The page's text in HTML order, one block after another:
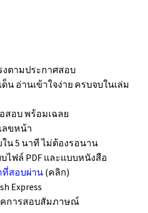
ตามประกาศสอบ
น อ่านเข้าใจง่าย ครบจบในเล่ม
อบ พร้อมเฉลย
ลขหน้า
ใน 5 นาที ไม่ต้องรอนาน
ไฟล์ PDF และแบบหนังสือ
ที่สอบผ่าน (คลิก)
Express
คการสอบสัมภาษณ์